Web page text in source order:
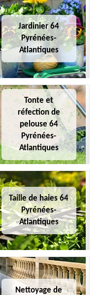
Jardinier 64
Pyrénées-
Atlantiques
Tonte et
réfection de
pelouse 64
Pyrénées-
Atlantiques
Taille de haies 64
Pyrénées-
Atlantiques
Nettoyage de